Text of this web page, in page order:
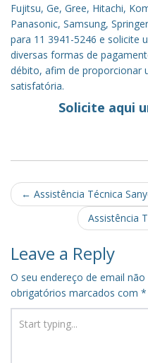
Fujitsu, Ge, Gree, Hitachi,
Panasonic, Samsung,
para 11 3941-5246 e solicite
diversas formas de
débito, afim de proporcionar
satisfatória.
Solicite aqui
Post
navigation
← Assistência Técnica
Assistência
Leave a Reply
O seu endereço de email não
obrigatórios marcados com *